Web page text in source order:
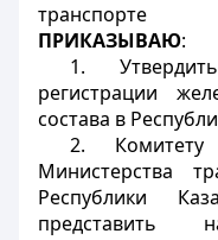
транспорте
ПРИКАЗЫВАЮ:
1.
регистрации
состава в
2. Комитету
Министерства
Республики
представить